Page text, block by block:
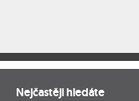
Nejčastěji hledáte